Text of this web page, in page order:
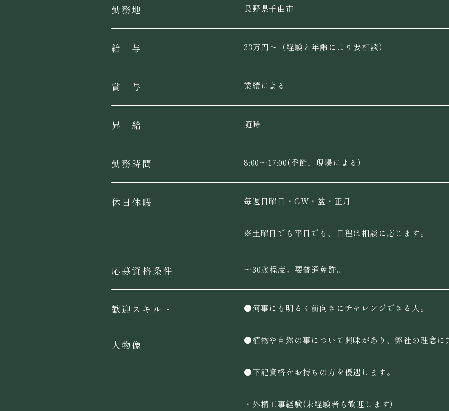
勤務地 長野県千曲市
給 与 23万円〜（経験と年齢により要相談）
賞 与 業績による
昇 給 随時
勤務時間 8:00〜17:00(季節、現場による)
休日休暇 毎週日曜日・GW・盆・正月
※土曜日でも平日でも、日程は相談に応じます。
応募資格条件 〜30歳程度。要普通免許。
歓迎スキル・
人物像
●何事にも明るく前向きにチャレンジできる人。
●植物や自然の事について興味があり、弊社の理念に
●下記資格をお持ちの方を優遇します。
・外構工事経験(未経験者も歓迎します)